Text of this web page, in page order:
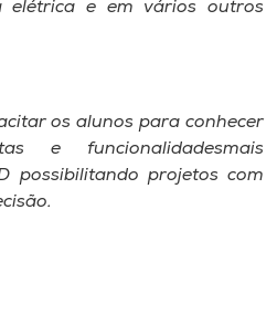
elétrica e em vários outros
os alunos para conhecer
e funcionalidadesmais
possibilitando projetos com